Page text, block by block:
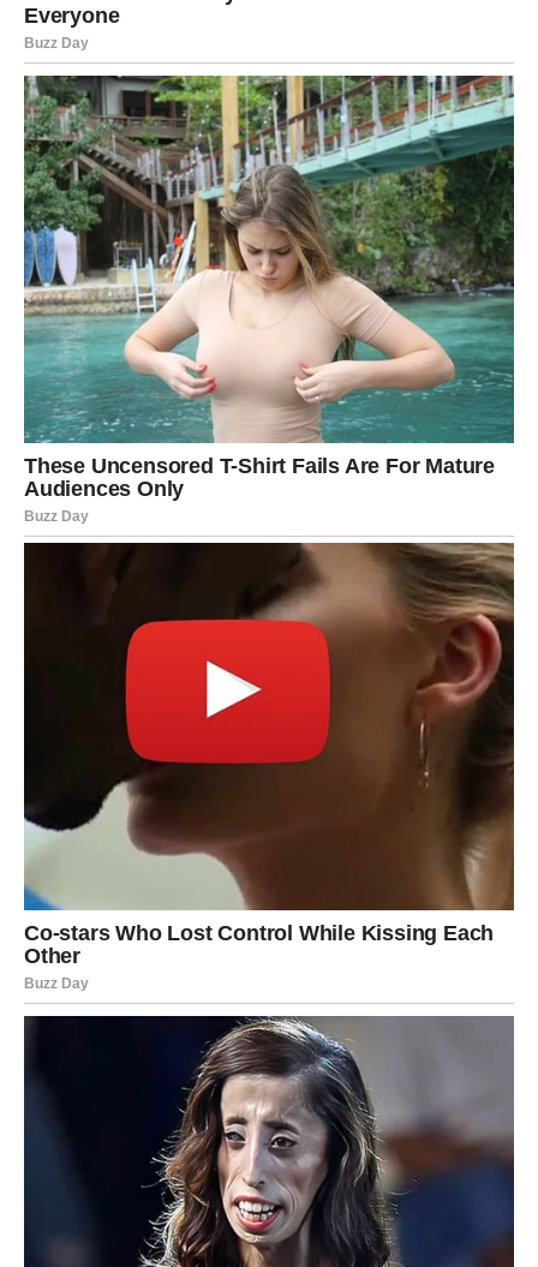
Pred vama su veoma emotivni trenuci.
RAK
Rakovi su među najvećim miljenicima sudbine u ovom
periodu.
Poslije mnogo tuge dolazi osoba ili vijest koja vam vraća
vjeru da sreća ipak postoji.
Bićete nevjerovatno sretni
Pred vama su veoma nježni i sudbinski trenuci.
LAV
Lavovima dolazi veliki poslovni ili finansijski uspjeh.
Sve ono što ste dugo čekali sada konačno dolazi na svoje
Vrijeme velikih pobjeda
Pred vama su veoma uspješni dani.
DJEVICA
Pred vama su dani tokom kojih ćete konačno shvatiti
kome je zaista stalo do vas.
Jedna osoba pokazuje svoje pravo lice.
Istina vam donosi mir
Pred vama su veoma važni trenuci.